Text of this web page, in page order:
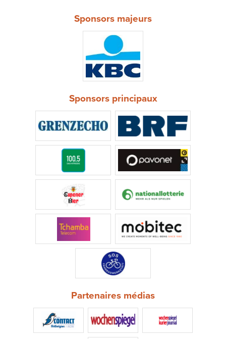
Sponsors majeurs
Sponsors principaux
Partenaires médias